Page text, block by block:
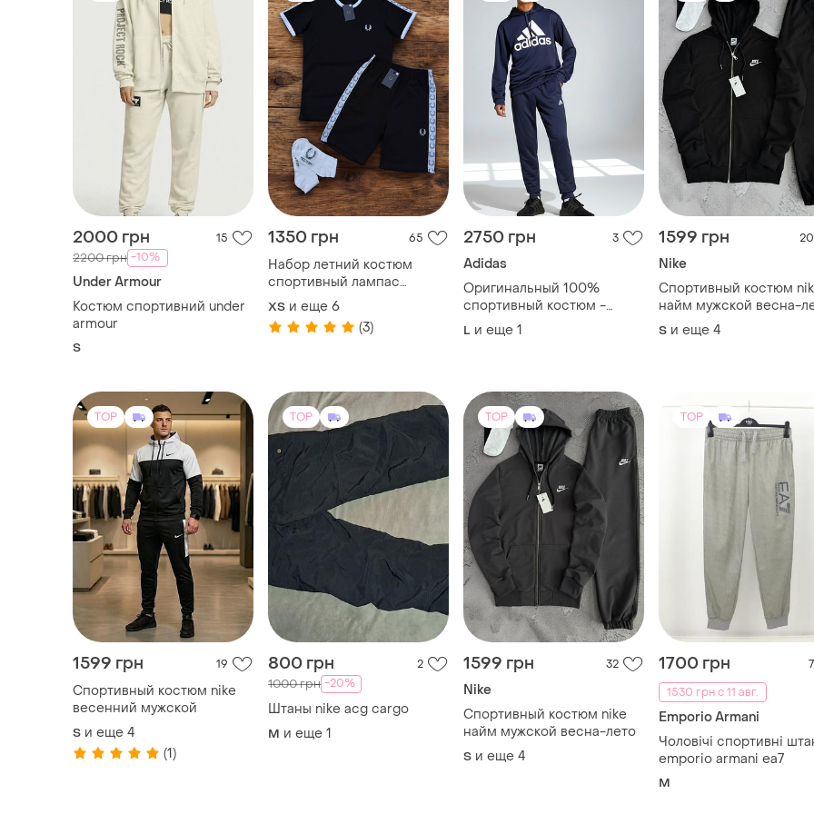
2000 грн 15
2200 грн -10%
Under Armour
Костюм спортивний under
armour
S
1350 грн 65
Набор летний костюм
спортивный лампас
футболка шорты 2 пары
носков в подарок черный
белый
XS и еще 6
(3)
2750 грн 3
Adidas
Оригинальный 100%
спортивный костюм -
adidas sportswear french
terry hooded(размеры l и xl)
L и еще 1
1599 грн 20
Nike
Спортивный костюм
найм мужской весна-
S и еще 4
TOP
1599 грн 19
Спортивный костюм nike
весенний мужской
S и еще 4
(1)
TOP
800 грн 2
1000 грн -20%
Штаны nike acg cargo
M и еще 1
TOP
1599 грн 32
Nike
Спортивный костюм nike
найм мужской весна-лето
S и еще 4
TOP
1700 грн
7
1530 грн с 11 авг.
Emporio Armani
Чоловічі спортивні
emporio armani ea7
M